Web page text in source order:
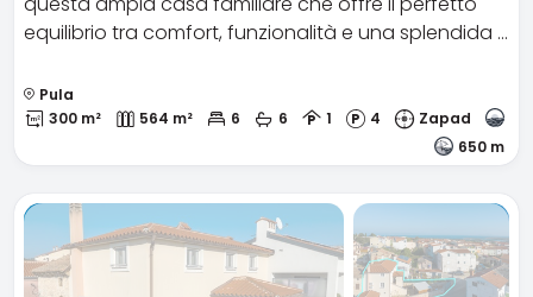
equilibrio tra comfort, funzionalità e una splendida …
Pula
300 m²
564 m² 6 6 1 4
Zapad
650 m